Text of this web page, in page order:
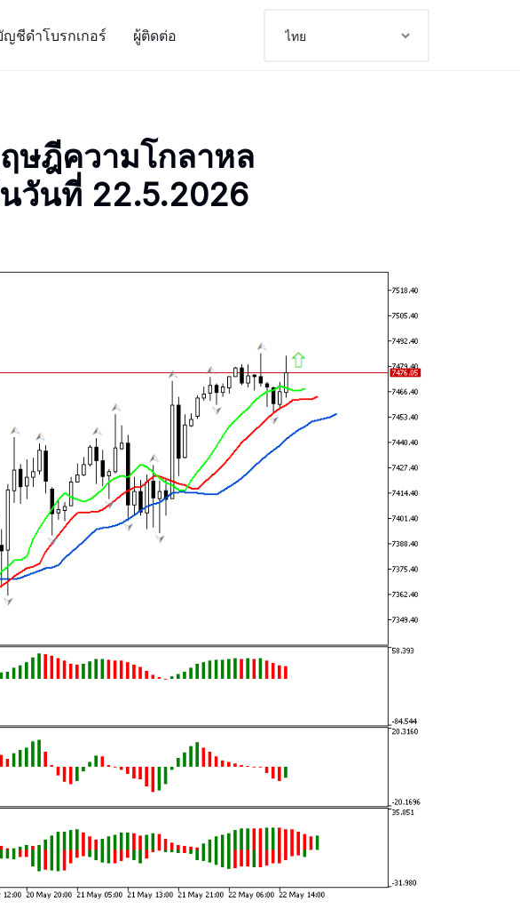
ญชีดำโบรกเกอร์ ผู้ติดต่อ
ษฎีความโกลาหล
วันที่ 22.5.2026